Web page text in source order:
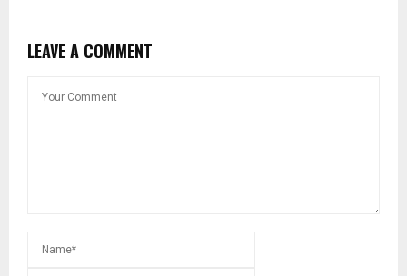
LEAVE A COMMENT